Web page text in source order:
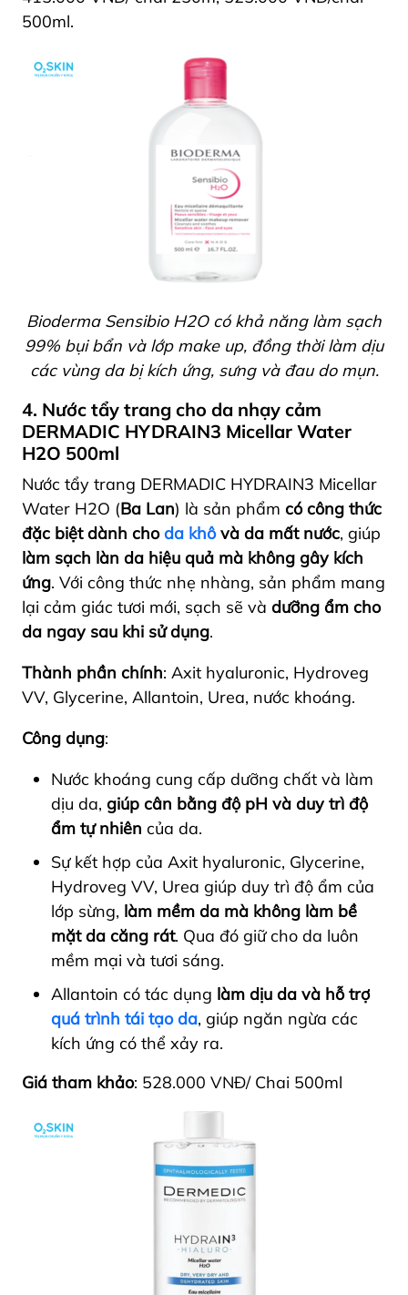
500ml.
Bioderma Sensibio H2O có khả năng làm sạch
99% bụi bẩn và lớp make up, đồng thời làm dịu
các vùng da bị kích ứng, sưng và đau do mụn.
4. Nước tẩy trang cho da nhạy cảm
DERMADIC HYDRAIN3 Micellar Water
H2O 500ml
Nước tẩy trang DERMADIC HYDRAIN3 Micellar
Water H2O (Ba Lan) là sản phẩm có công thức
đặc biệt dành choda khôvà da mất nước, giúp
làm sạch làn da hiệu quả mà không gây kích
ứng. Với công thức nhẹ nhàng, sản phẩm mang
lại cảm giác tươi mới, sạch sẽ và dưỡng ẩm cho
da ngay sau khi sử dụng.
Thành phần chính: Axit hyaluronic, Hydroveg
VV, Glycerine, Allantoin, Urea, nước khoáng.
Công dụng:
Nước khoáng cung cấp dưỡng chất và làm
dịu da, giúp cân bằng độ pH và duy trì độ
ẩm tự nhiên của da.
Sự kết hợp của Axit hyaluronic, Glycerine,
Hydroveg VV, Urea giúp duy trì độ ẩm của
lớp sừng, làm mềm da mà không làm bề
mặt da căng rát. Qua đó giữ cho da luôn
mềm mại và tươi sáng.
Allantoin có tác dụng làm dịu da và hỗ trợ
quá trình tái tạo da, giúp ngăn ngừa các
kích ứng có thể xảy ra.
Giá tham khảo: 528.000 VNĐ/ Chai 500ml